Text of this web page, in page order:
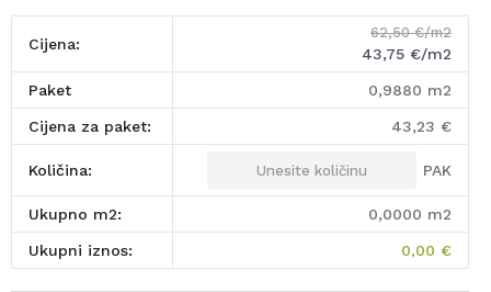
Cijena:
62,50 €/m2
43,75 €/m2
paket 0,9880 m2
Cijena za paket: 43,23 €
Količina: PAK
Ukupno m2: 0,0000 m2
Ukupni iznos: 0,00 €